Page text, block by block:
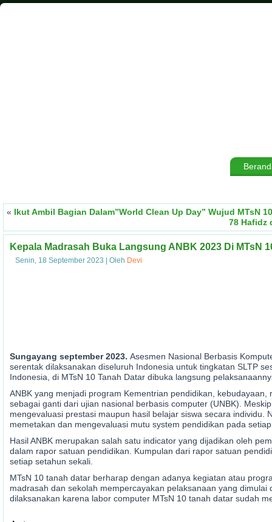
« Ikut Ambil Bagian Dalam”World Clean Up Day” Wujud MTsN
78 Hafidz
Kepala Madrasah Buka Langsung ANBK 2023 Di MTsN
Senin, 18 September 2023 Oleh Devi
Sungayang september 2023. Asesmen Nasional Berbasis
serentak dilaksanakan diseluruh Indonesia untuk tingkatan SLTP
Indonesia, di MTsN 10 Tanah Datar dibuka langsung
ANBK yang menjadi program Kementrian pendidikan,
sebagai ganti dari ujian nasional berbasis computer (UNBK).
mengevaluasi prestasi maupun hasil belajar siswa secara
memetakan dan mengevaluasi mutu system pendidikan pada
Hasil ANBK merupakan salah satu indicator yang dijadikan oleh
dalam rapor satuan pendidikan. Kumpulan dari rapor satuan
setiap setahun sekali.
MTsN 10 tanah datar berharap dengan adanya kegiatan atau
madrasah dan sekolah mempercayakan pelaksanaan yang
dilaksanakan karena labor computer MTsN 10 tanah datar sudah